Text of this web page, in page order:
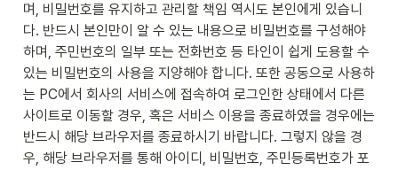
며, 비밀번호를 유지하고 관리할 책임 역시도 본인에게 있습니
다. 반드시 본인만이 알 수 있는 내용으로 비밀번호를 구성해야
하며, 주민번호의 일부 또는 전화번호 등 타인이 쉽게 도용할 수
있는 비밀번호의 사용을 지양해야 합니다. 또한 공동으로 사용하
는 PC에서 회사의 서비스에 접속하여 로그인한 상태에서 다른
사이트로 이동할 경우, 혹은 서비스 이용을 종료하였을 경우에는
반드시 해당 브라우저를 종료하시기 바랍니다. 그렇지 않을 경
우, 해당 브라우저를 통해 아이디, 비밀번호, 주민등록번호가 포